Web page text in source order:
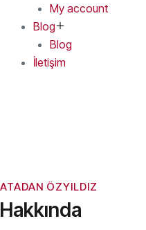
My account
Blog
Blog
İletişim
ATADAN ÖZYILDIZ
Hakkında